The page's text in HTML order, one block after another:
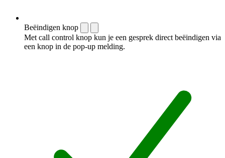
Beëindigen knop
Met call control knop kun je een gesprek direct beëindigen via
een knop in de pop-up melding.